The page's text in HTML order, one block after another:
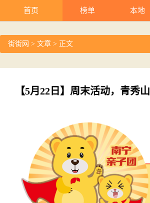
首页 榜单 本地
街街网 > 文章 > 正文
【5月22日】周末活动，青